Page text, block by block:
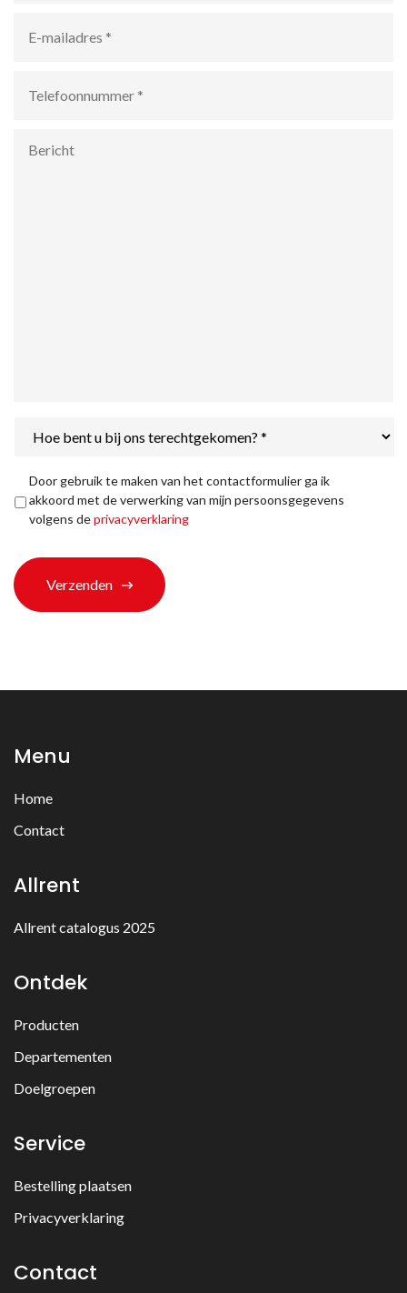
mailadres *
bent
ons
terechtgekomen?
Privacyverklaring *
Door gebruik te maken van het contactformulier ga ik
akkoord met de verwerking van mijn persoonsgegevens
volgens deprivacyverklaring
Verzenden
Menu
Home
Contact
Allrent
Allrent catalogus 2025
Ontdek
Producten
Departementen
Doelgroepen
Service
Bestelling plaatsen
Privacyverklaring
Contact